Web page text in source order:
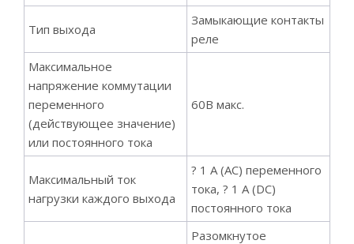
Тип выхода
Замыкающие контакты
реле
Максимальное
напряжение коммутации
переменного
(действующее значение)
или постоянного тока
60В макс.
Максимальный ток
нагрузки каждого выхода
? 1 А (АС) переменного
тока, ? 1 А (DС)
постоянного тока
Разомкнутое